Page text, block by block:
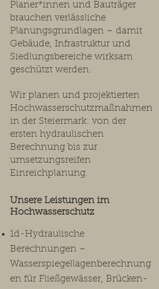
Planer*innen und Bauträger
brauchen verlässliche
Planungsgrundlagen – damit
Gebäude, Infrastruktur und
Siedlungsbereiche wirksam
geschützt werden.
Wir planen und projektierten
Hochwasserschutzmaßnahmen
in der Steiermark: von der
ersten hydraulischen
Berechnung bis zur
umsetzungsreifen
Einreichplanung.​
Unsere Leistungen im
Hochwasserschutz ​
1d-Hydraulische
Berechnungen –
Wasserspiegellagenberechnung
en für Fließgewässer, Brücken-